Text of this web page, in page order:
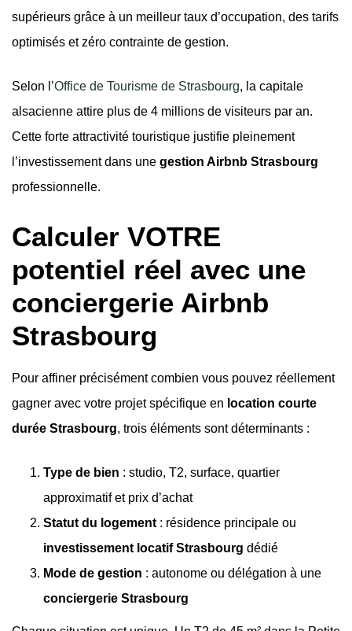
supérieurs grâce à un meilleur taux d’occupation, des tarifs
optimisés et zéro contrainte de gestion.
Selon l’Office de Tourisme de Strasbourg, la capitale
alsacienne attire plus de 4 millions de visiteurs par an.
Cette forte attractivité touristique justifie pleinement
l’investissement dans une gestion Airbnb Strasbourg
professionnelle.
Calculer VOTRE
potentiel réel avec une
conciergerie Airbnb
Strasbourg
Pour affiner précisément combien vous pouvez réellement
gagner avec votre projet spécifique en location courte
durée Strasbourg, trois éléments sont déterminants :
Type de bien : studio, T2, surface, quartier
approximatif et prix d’achat
Statut du logement: résidence principale ou
investissement locatif Strasbourg dédié
Mode de gestion : autonome ou délégation à une
conciergerie Strasbourg